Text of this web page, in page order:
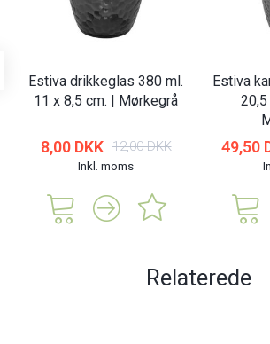
Estiva drikkeglas 380 ml.
11 x 8,5 cm. | Mørkegrå
8,00 DKK 12,00 DKK
Inkl. moms
Estiva
49,50
Relaterede